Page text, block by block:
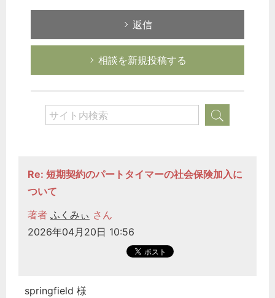
返信
相談を新規投稿する
Re: 短期契約のパートタイマーの社会保険加入に
ついて
著者 ふくみぃ さん
2026年04月20日 10:56
springfield 様